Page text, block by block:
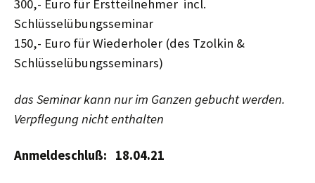
300,- Euro für Erstteilnehmer incl.
Schlüsselübungsseminar
150,- Euro für Wiederholer (des Tzolkin &
Schlüsselübungsseminars)
das Seminar kann nur im Ganzen gebucht werden.
Verpflegung nicht enthalten
Anmeldeschluß: 18.04.21